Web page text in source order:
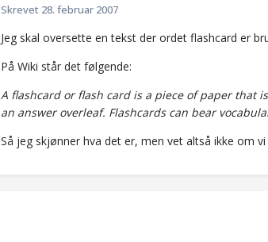
Skrevet 28. februar 2007
Jeg skal oversette en tekst der ordet flashcard er
På Wiki står det følgende:
A flashcard or flash card is a piece of paper that
an answer overleaf. Flashcards can bear
Så jeg skjønner hva det er, men vet altså ikke om